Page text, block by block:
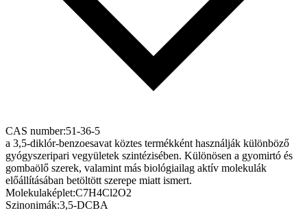
CAS number:51-36-5
a 3,5-diklór-benzoesavat köztes termékként használják különböző
gyógyszeripari vegyületek szintézisében. Különösen a gyomirtó és
gombaölő szerek, valamint más biológiailag aktív molekulák
előállításában betöltött szerepe miatt ismert.
Molekulaképlet:C7H4Cl2O2
Szinonimák:3,5-DCBA